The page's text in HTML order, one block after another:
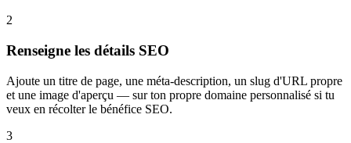
2
Renseigne les détails SEO
Ajoute un titre de page, une méta-description, un slug d'URL propre
et une image d'aperçu — sur ton propre domaine personnalisé si tu
veux en récolter le bénéfice SEO.
3